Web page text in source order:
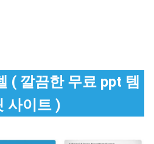
( 깔끔한 무료 ppt 템
사이트 )